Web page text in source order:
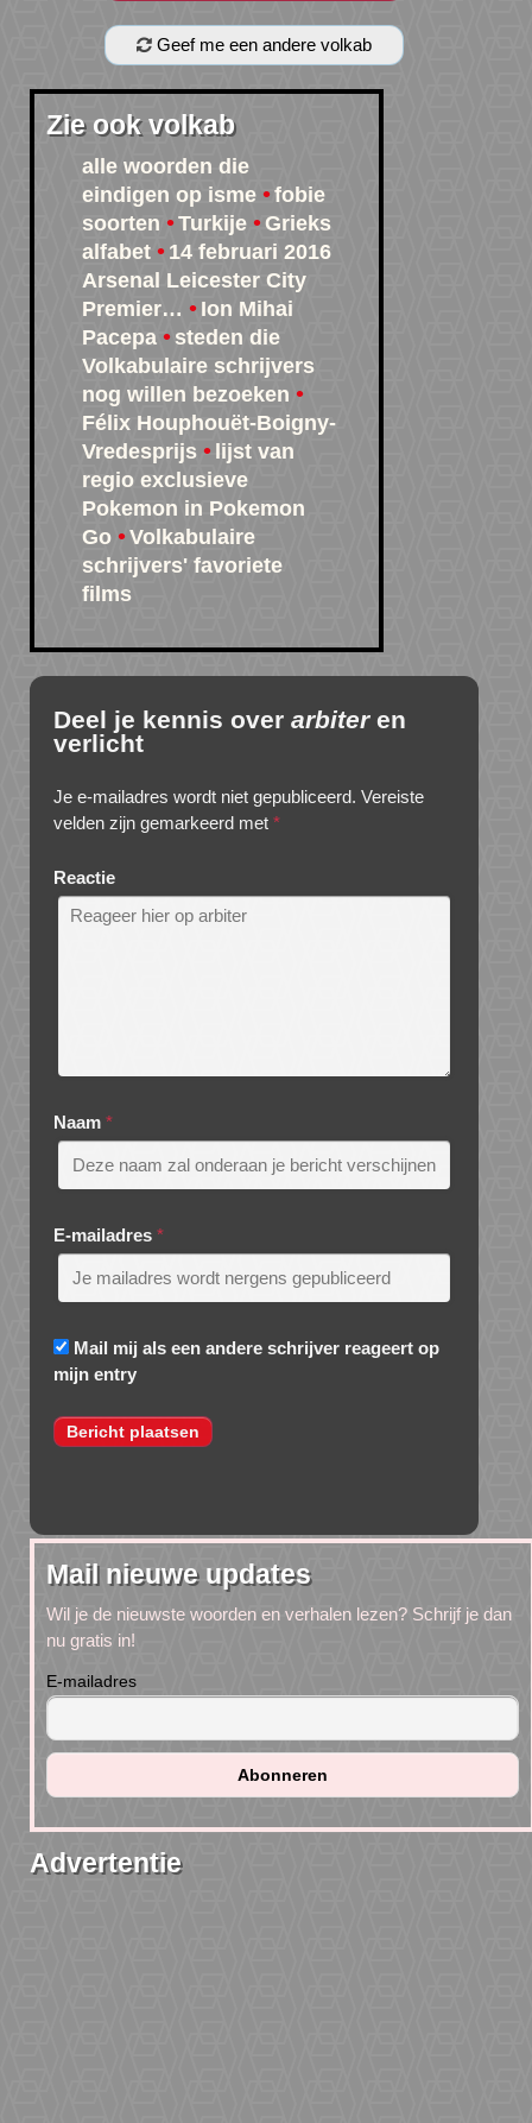
Geef me een andere volkab
Zie ook volkab
alle woorden die
eindigen op isme
fobie
soorten
Turkije
Grieks
alfabet
14 februari 2016
Arsenal Leicester City
Premier…
Ion Mihai
Pacepa
steden die
Volkabulaire schrijvers
nog willen bezoeken
Félix Houphouët-Boigny-
Vredesprijs
lijst van
regio exclusieve
Pokemon in Pokemon
Go
Volkabulaire
schrijvers' favoriete
films
Deel je kennis over arbiteren
verlicht
Je e-mailadres wordt niet gepubliceerd. Vereiste
velden zijn gemarkeerd met *
Reactie
Naam *
E-mailadres *
Mail mij als een andere schrijver reageert op
mijn entry
Mail nieuwe updates
Wil je de nieuwste woorden en verhalen lezen? Schrijf je dan
nu gratis in!
E-mailadres
Advertentie